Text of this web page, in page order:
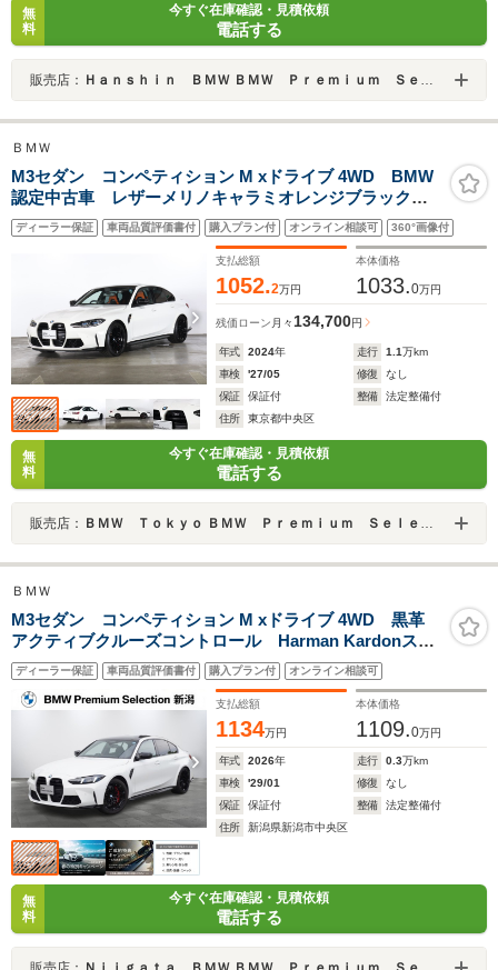
無
料
今すぐ在庫確認・見積依頼
電話する
販売店： Ｈａｎｓｈｉｎ ＢＭＷ ＢＭＷ Ｐｒｅｍｉｕｍ Ｓｅｌｅｃｔｉｏｎ 六甲アイランド
ＢＭＷ
M3セダン コンペティション M xドライブ 4WD BMW
認定中古車 レザーメリノキャラミオレンジブラック
カーブドディスプレイ 地デジチューナー シートヒー
ター シートベンチレーション 電動トランクリッド
ディーラー保証 車両品質評価書付 購入プラン付 オンライン相談可 360°画像付
支払総額
1052.2万円
本体価格
1033.0万円
残価ローン 月々 134,700円
年式 2024年 走行 1.1万km
車検
'27/05 修復
なし
保証
保証付 整備
法定整備付
住所
東京都中央区
無
料
今すぐ在庫確認・見積依頼
電話する
販売店： ＢＭＷ Ｔｏｋｙｏ ＢＭＷ Ｐｒｅｍｉｕｍ Ｓｅｌｅｃｔｉｏｎ 勝どき
ＢＭＷ
M3セダン コンペティション M xドライブ 4WD 黒革
アクティブクルーズコントロール Harman Kardonスピ
ーカー Mスポーツシート 電動シート・リアゲート ヘ
ッドアップディスプレイ 地デジ
ディーラー保証 車両品質評価書付 購入プラン付 オンライン相談可
支払総額
1134万円
本体価格
1109.0万円
年式 2026年 走行 0.3万km
車検
'29/01 修復
なし
保証
保証付 整備
法定整備付
住所
新潟県新潟市中央区
無
料
今すぐ在庫確認・見積依頼
電話する